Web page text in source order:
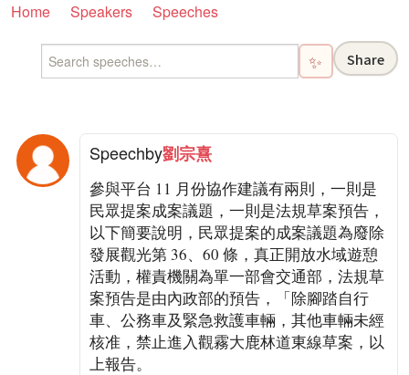
Home Speakers Speeches
✨ Share
Speechby劉宗熹
參與平台 11 月份協作建議有兩則，一則是
民眾提案成案議題，一則是法規草案預告，
以下簡要說明，民眾提案的成案議題為廢除
發展觀光第 36、60 條，真正開放水域遊憩
活動，權責機關為單一部會交通部，法規草
案預告是由內政部的預告，「除腳踏自行
車、公務車及緊急救護車輛，其他車輛未經
核准，禁止進入觀霧大鹿林道東線草案，以
上報告。